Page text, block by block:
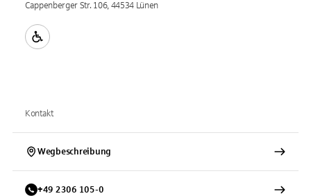
Cappenberger Str. 106, 44534 Lünen
Kontakt
Wegbeschreibung
+49 2306 105-0